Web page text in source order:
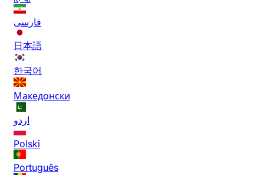
فارسی
日本語
한국어
Македонски
اردو
Polski
Português